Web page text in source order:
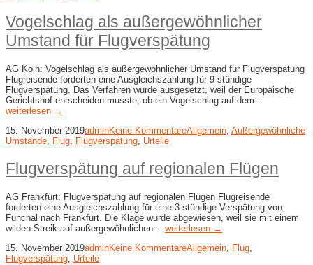
Vogelschlag als außergewöhnlicher
Umstand für Flugverspätung
AG Köln: Vogelschlag als außergewöhnlicher Umstand für Flugverspätung
Flugreisende forderten eine Ausgleichszahlung für 9-stündige
Flugverspätung. Das Verfahren wurde ausgesetzt, weil der Europäische
Gerichtshof entscheiden musste, ob ein Vogelschlag auf dem…
weiterlesen →
15. November 2019adminKeine KommentareAllgemein, Außergewöhnliche
Umstände, Flug, Flugverspätung, Urteile
Flugverspätung auf regionalen Flügen
AG Frankfurt: Flugverspätung auf regionalen Flügen Flugreisende
forderten eine Ausgleichszahlung für eine 3-stündige Verspätung von
Funchal nach Frankfurt. Die Klage wurde abgewiesen, weil sie mit einem
wilden Streik auf außergewöhnlichen… weiterlesen →
15. November 2019adminKeine KommentareAllgemein, Flug,
Flugverspätung, Urteile